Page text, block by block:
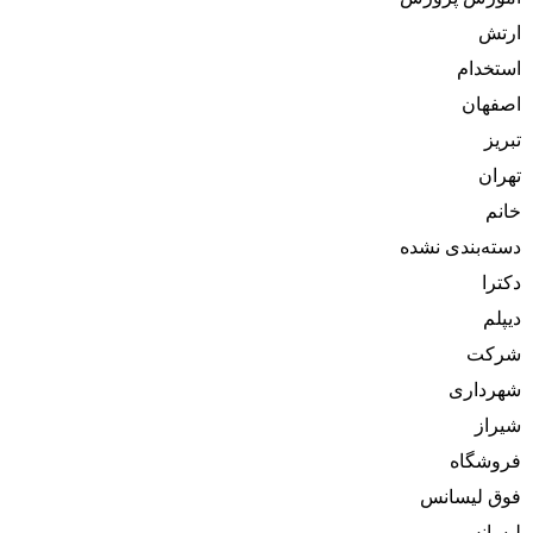
ارتش
استخدام
اصفهان
تبریز
تهران
خانم
دسته‌بندی نشده
دکترا
دیپلم
شرکت
شهرداری
شیراز
فروشگاه
فوق لیسانس